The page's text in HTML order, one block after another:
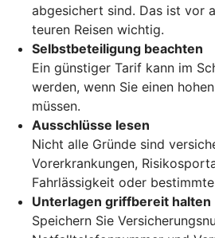
abgesichert sind. Das ist vor
teuren Reisen wichtig.
Selbstbeteiligung beachten
Ein günstiger Tarif kann im
werden, wenn Sie einen
müssen.
Ausschlüsse lesen
Nicht alle Gründe sind
Vorerkrankungen,
Fahrlässigkeit oder
Unterlagen griffbereit halten
Speichern Sie